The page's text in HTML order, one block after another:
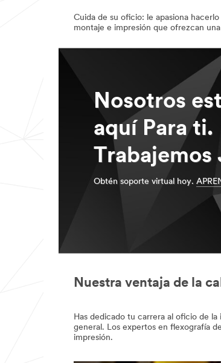
Cuida de su oficio: le apasiona
montaje e impresión que ofrezcan
Nosotros
aquí Para ti.
Trabajemos
Obtén soporte virtual hoy.
Nuestra ventaja de la
Has dedicado tu carrera al oficio de
general. Los expertos en flexografía
impresión.